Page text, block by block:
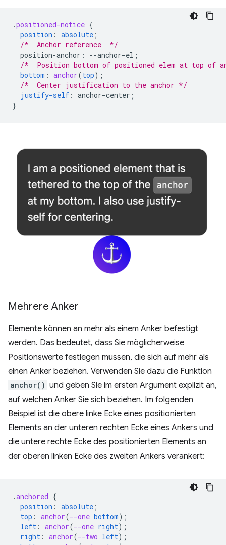
.positioned-notice {
position : absolute ;
/*  Anchor reference  */
position-anchor : --anchor-el ;
/*  Position bottom of positioned elem at top of
bottom : anchor(top);
/*  Center justification to the anchor */
justify-self : anchor-center ;
}
Mehrere Anker
Elemente können an mehr als einem Anker befestigt
werden. Das bedeutet, dass Sie möglicherweise
Positionswerte festlegen müssen, die sich auf mehr als
einen Anker beziehen. Verwenden Sie dazu die Funktion
anchor() und geben Sie im ersten Argument explizit an,
auf welchen Anker Sie sich beziehen. Im folgenden
Beispiel ist die obere linke Ecke eines positionierten
Elements an der unteren rechten Ecke eines Ankers und
die untere rechte Ecke des positionierten Elements an
der oberen linken Ecke des zweiten Ankers verankert:
.anchored {
position : absolute ;
top : anchor(--one bottom);
left : anchor(--one right);
right : anchor(--two left);